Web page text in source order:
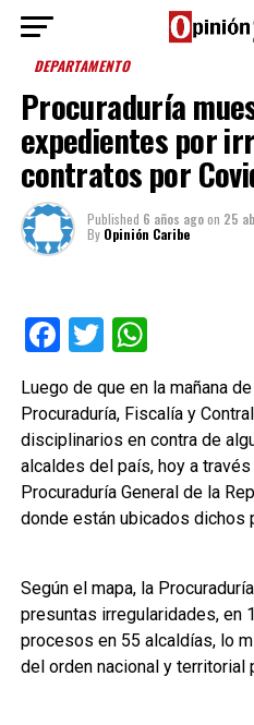
DEPARTAMENTO
Procuraduría
expedientes por
contratos por
Published 6 años agoon 25
By Opinión Caribe
Facebook
Twitter
Luego de que en la mañana
Procuraduría, Fiscalía y
disciplinarios en contra de
alcaldes del país, hoy a
Procuraduría General de la
donde están ubicados dichos
Según el mapa, la
presuntas irregularidades, en
procesos en 55 alcaldías, lo
del orden nacional y territorial